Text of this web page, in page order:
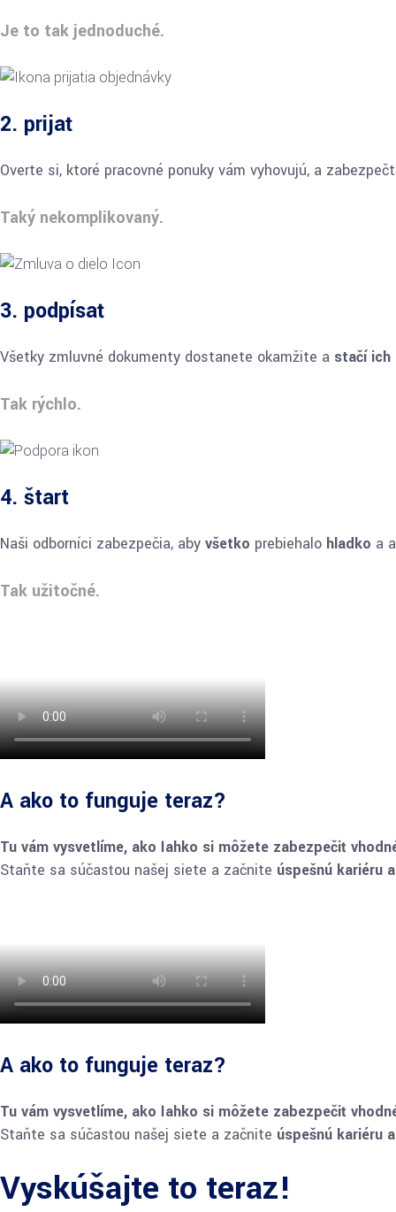
Je to tak jednoduché.
2. prijať
Overte si, ktoré pracovné ponuky vám vyhovujú, a
Taký nekomplikovaný.
3. podpísať
Všetky zmluvné dokumenty dostanete okamžite a stačí
Tak rýchlo.
4. štart
Naši odborníci zabezpečia, aby všetko prebiehalo hladko a
Tak užitočné.
A ako to funguje teraz?
Tu vám vysvetlíme, ako ľahko si môžete zabezpečiť
Staňte sa súčasťou našej siete a začnite úspešnú kariéru
A ako to funguje teraz?
Tu vám vysvetlíme, ako ľahko si môžete zabezpečiť
Staňte sa súčasťou našej siete a začnite úspešnú kariéru
Vyskúšajte to teraz!